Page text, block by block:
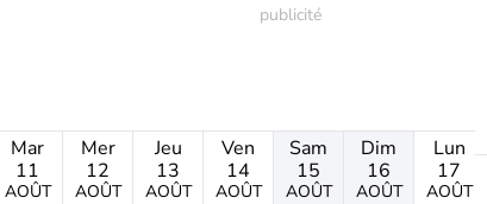
Mar
11
AOÛT
Mer
12
AOÛT
Jeu
13
AOÛT
Ven
14
AOÛT
Sam
15
AOÛT
Dim
16
AOÛT
Lun
17
AOÛT